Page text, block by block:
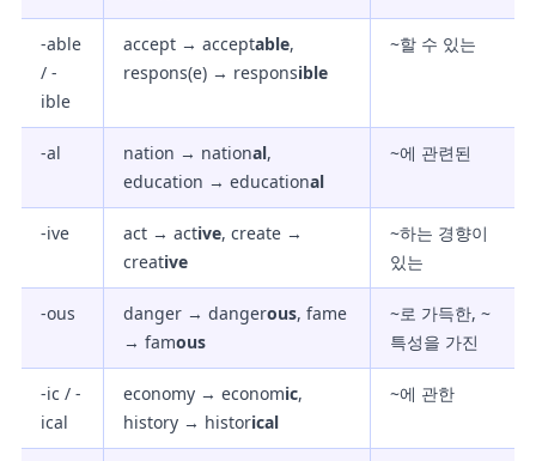
-able
/ -
ible
accept → acceptable,
respons(e) → responsible
~할 수 있는
-al nation → national,
education → educational
~에 관련된
-ive act → active, create →
creative
~하는 경향이
있는
-ous danger → dangerous, fame
→ famous
~로 가득한, ~
특성을 가진
-ic / -
ical
economy → economic,
history → historical
~에 관한